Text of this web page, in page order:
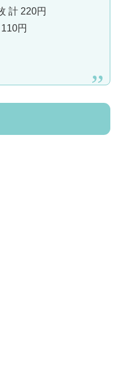
計 220円
円